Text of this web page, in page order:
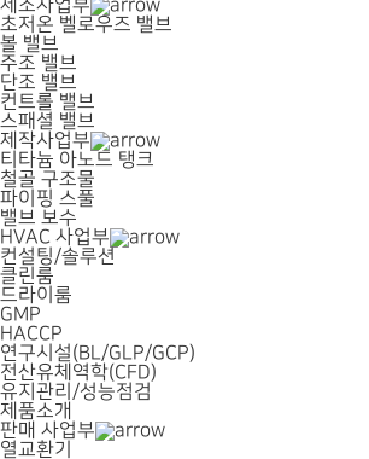
제조사업부
초저온 벨로우즈 밸브
볼 밸브
주조 밸브
단조 밸브
컨트롤 밸브
스패셜 밸브
제작사업부
티타늄 아노드 탱크
철골 구조물
파이핑 스풀
밸브 보수
HVAC 사업부
컨설팅/솔루션
클린룸
드라이룸
GMP
HACCP
연구시설(BL/GLP/GCP)
전산유체역학(CFD)
유지관리/성능점검
제품소개
판매 사업부
열교환기